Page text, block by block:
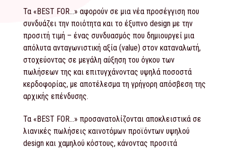
Τα «BEST FOR…» αφορούν σε μια νέα προσέγγιση που
συνδυάζει την ποιότητα και το έξυπνο design με την
προσιτή τιμή – ένας συνδυασμός που δημιουργεί μια
απόλυτα ανταγωνιστική αξία (value) στον καταναλωτή,
στοχεύοντας σε μεγάλη αύξηση του όγκου των
πωλήσεων της και επιτυγχάνοντας υψηλά ποσοστά
κερδοφορίας, με αποτέλεσμα τη γρήγορη απόσβεση της
αρχικής επένδυσης.
Τα «BEST FOR…» προσανατολίζονται αποκλειστικά σε
λιανικές πωλήσεις καινοτόμων προϊόντων υψηλού
design και χαμηλού κόστους, κάνοντας προσιτά